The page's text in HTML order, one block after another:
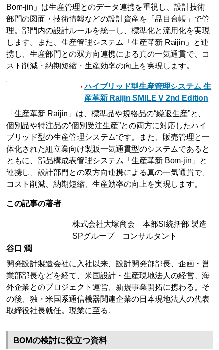
Bom-jin」は生産管理とのデータ連携を重視し、設計技術
部門の図面・技術情報などの設計資産を「品目台帳」で管
理。部門内の設計ルールを統一し、標準化と流用化を実現
します。また、生産管理システム「生産革新 Raijin」と連
携し、生産部門との双方向連携による真の一気通貫で、コ
スト削減・納期短縮・生産効率の向上を実現します。
ハイブリッド型生産管理システム 生
産革新 Raijin SMILE V 2nd Edition
「生産革新 Raijin」は、標準品や規格品の“繰返生産”と、
個別品や特注品の“個別受注生産”との両方に対応したハイ
ブリッド型の生産管理システムです。また、販売管理と一
体化された組立業向け製販一気通貫型のシステムであると
ともに、部品構成表管理システム「生産革新 Bom-jin」と
連携し、設計部門との双方向連携による真の一気通貫で、
コスト削減、納期短縮、生産効率の向上を実現します。
この記事の著者
株式会社大塚商会 本部SI統括部 製造
SPグループ コンサルタント
谷口 潤
開発設計製造会社に入社以来、設計開発部部長、企画・営
業部部長などを経て、米国設計・生産現地法人の経営、海
外企業とのプロジェクト運営、新規事業開拓に携わる。そ
の後、独・米国系通信機器関連企業の日本現地法人の代表
取締役社長就任。現業に至る。
BOMの検討に役立つ資料